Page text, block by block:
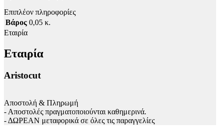
Επιπλέον πληροφορίες
Βάρος 0,05 κ.
Εταιρία
Εταιρία
Aristocut
Αποστολή & Πληρωμή
- Αποστολές πραγματοποιούνται καθημερινά.
- ΔΩΡΕΑΝ μεταφορικά σε όλες τις παραγγελίες